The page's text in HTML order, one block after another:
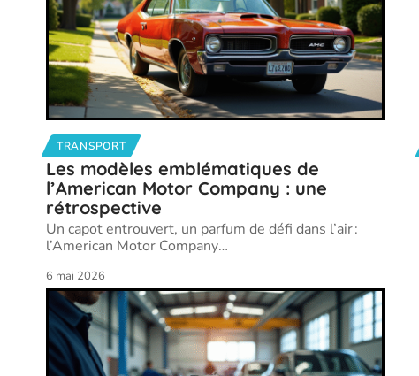
TRANSPORT
Les modèles emblématiques de
l’American Motor Company : une
rétrospective
Un capot entrouvert, un parfum de défi dans l’air :
l’American Motor Company…
6 mai 2026